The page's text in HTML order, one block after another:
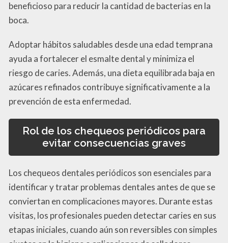
beneficioso para reducir la cantidad de bacterias en la
boca.
Adoptar hábitos saludables desde una edad temprana
ayuda a fortalecer el esmalte dental y minimiza el
riesgo de caries. Además, una dieta equilibrada baja en
azúcares refinados contribuye significativamente a la
prevención de esta enfermedad.
Rol de los chequeos periódicos para
evitar consecuencias graves
Los chequeos dentales periódicos son esenciales para
identificar y tratar problemas dentales antes de que se
conviertan en complicaciones mayores. Durante estas
visitas, los profesionales pueden detectar caries en sus
etapas iniciales, cuando aún son reversibles con simples